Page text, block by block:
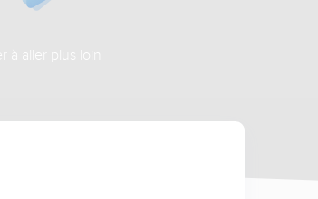
à aller plus loin